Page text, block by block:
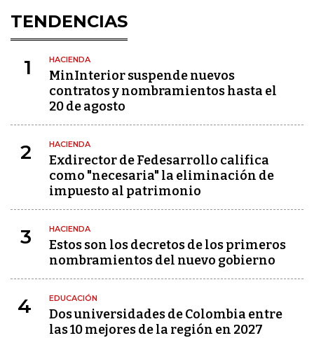
TENDENCIAS
1 HACIENDA
MinInterior suspende nuevos
contratos y nombramientos hasta el
20 de agosto
2 HACIENDA
Exdirector de Fedesarrollo califica
como "necesaria" la eliminación de
impuesto al patrimonio
3 HACIENDA
Estos son los decretos de los primeros
nombramientos del nuevo gobierno
4 EDUCACIÓN
Dos universidades de Colombia entre
las 10 mejores de la región en 2027